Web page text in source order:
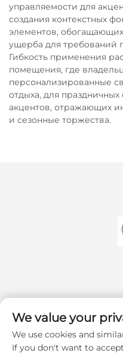
управляемости для
создания контекстных
элементов,
ущерба для требований
Гибкость применения
помещения, где
персонализированные
отдыха, для
акцентов, отражающих
и сезонные торжества.
We value your
We use cookies and
If you don't want to